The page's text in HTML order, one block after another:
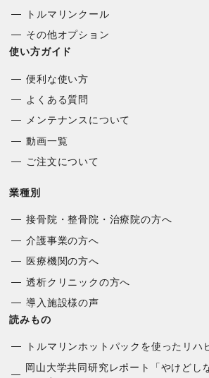
トルマリンクール
その他オプション
使い方ガイド
便利な使い方
よくある質問
メンテナンスについて
動画一覧
ご注文について
業種別
接骨院・整骨院・治療院の方へ
介護事業の方へ
医療機関の方へ
透析クリニックの方へ
導入施設様の声
読みもの
トルマリンホットパックを使ったリハ
岡山大学共同研究レポート「やけどし